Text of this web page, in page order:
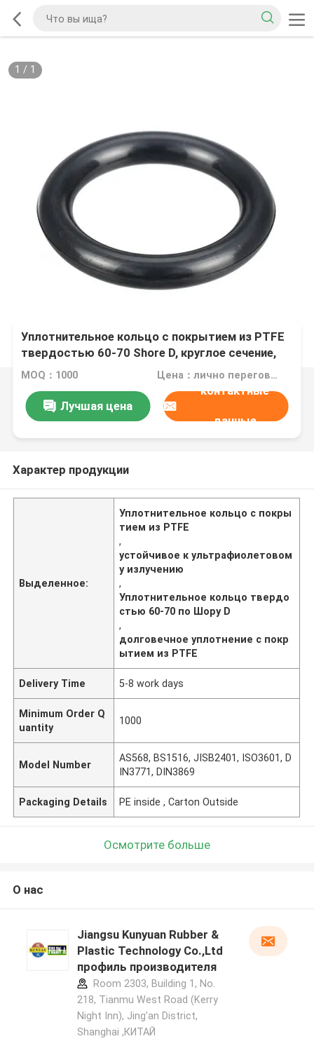
1 / 1
Уплотнительное кольцо с покрытием из PTFE
твердостью 60-70 Shore D, круглое сечение,
обеспечивающее превосходную устойчивость
к ультрафиолетовому излучению,
рассчитанное на длительный срок службы
MOQ：1000 Цена：лично переговорить
Лучшая цена
контактные
данные
Характер продукции
Выделенное:
Уплотнительное кольцо с покры
тием из PTFE
,
устойчивое к ультрафиолетовом
у излучению
,
Уплотнительное кольцо твердо
стью 60-70 по Шору D
,
долговечное уплотнение с покр
ытием из PTFE
Delivery Time 5-8 work days
Minimum Order Q
uantity
1000
Model Number
AS568, BS1516, JISB2401, ISO3601, D
IN3771, DIN3869
Packaging Details PE inside , Carton Outside
Осмотрите больше
О нас
Jiangsu Kunyuan Rubber &
Plastic Technology Co.,Ltd
профиль производителя
Room 2303, Building 1, No.
218, Tianmu West Road (Kerry
Night Inn), Jing'an District,
Shanghai ,КИТАЙ